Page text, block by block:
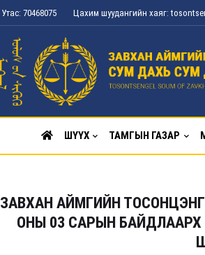
Утас: 70468075 Цахим шуудангийн хаяг:
ШҮҮХ ТАМГЫН ГАЗАР
ЗАВХАН АЙМГИЙН
ОНЫ 03 САРЫН БАЙДЛААРХ